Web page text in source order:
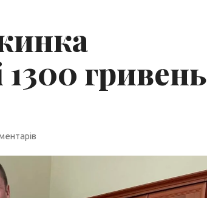
1300 гривень